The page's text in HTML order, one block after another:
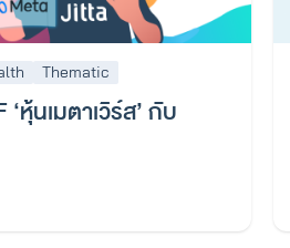
Thematic
หุ้นเมตาเวิร์ส’ กับ